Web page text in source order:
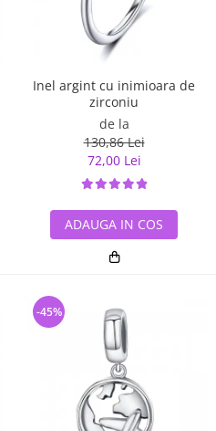
Inel argint cu inimioara de
zirconiu
de la
130,86 Lei
72,00 Lei
ADAUGA IN COS
-45%